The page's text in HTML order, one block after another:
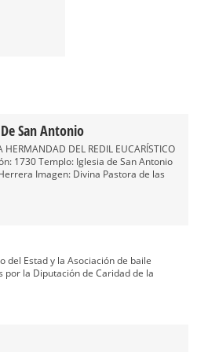
San Antonio
HERMANDAD DEL REDIL EUCARÍSTICO
1730 Templo: Iglesia de San Antonio
Imagen: Divina Pastora de las
del Estad y la Asociación de baile
la Diputación de Caridad de la